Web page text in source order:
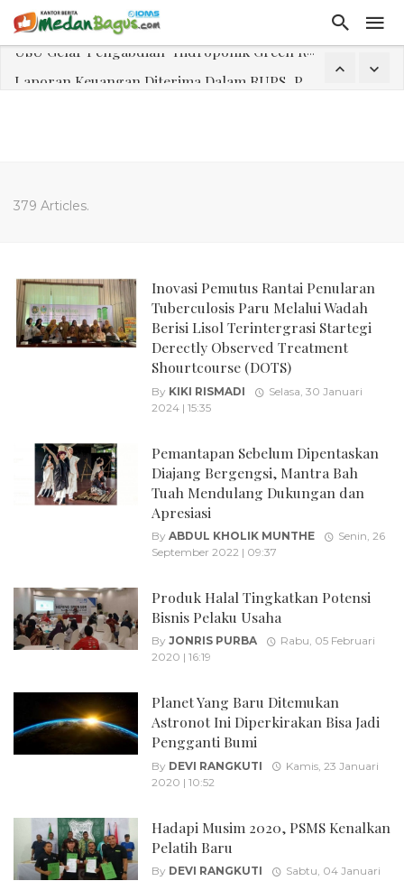
379 Articles.
Inovasi Pemutus Rantai Penularan
Tuberculosis Paru Melalui Wadah
Berisi Lisol Terintergrasi Startegi
Derectly Observed Treatment
Shourtcourse (DOTS)
By KIKI RISMADI
Selasa, 30 Januari
2024 | 15:35
Pemantapan Sebelum Dipentaskan
Diajang Bergengsi, Mantra Bah
Tuah Mendulang Dukungan dan
Apresiasi
By ABDUL KHOLIK MUNTHE
Senin, 26
September 2022 | 09:37
Produk Halal Tingkatkan Potensi
Bisnis Pelaku Usaha
By JONRIS PURBA
Rabu, 05 Februari
2020 | 16:19
Planet Yang Baru Ditemukan
Astronot Ini Diperkirakan Bisa Jadi
Pengganti Bumi
By DEVI RANGKUTI
Kamis, 23 Januari
2020 | 10:52
Hadapi Musim 2020, PSMS Kenalkan
Pelatih Baru
By DEVI RANGKUTI
Sabtu, 04 Januari